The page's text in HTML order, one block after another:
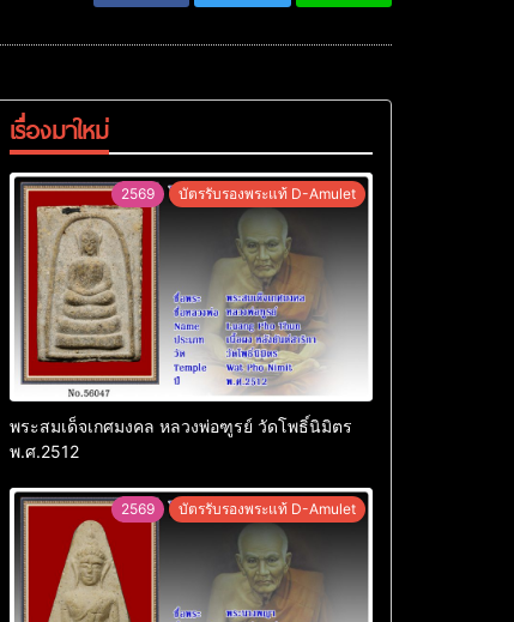
เรื่องมาใหม่
2569 บัตรรับรองพระแท้ D-Amulet
พระสมเด็จเกศมงคล หลวงพ่อฑูรย์ วัดโพธิ์นิมิตร
พ.ศ.2512
2569 บัตรรับรองพระแท้ D-Amulet